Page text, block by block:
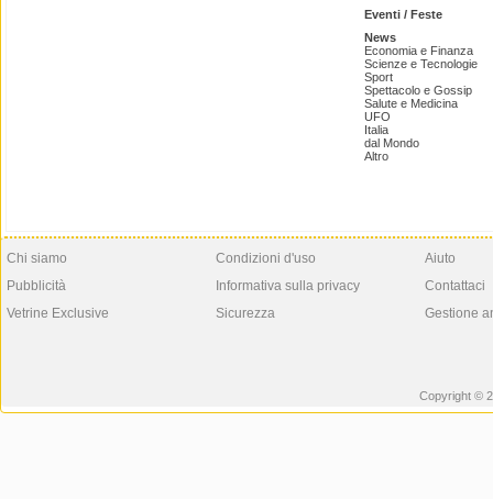
Eventi / Feste
News
Economia e Finanza
Scienze e Tecnologie
Sport
Spettacolo e Gossip
Salute e Medicina
UFO
Italia
dal Mondo
Altro
Chi siamo
Pubblicità
Vetrine Exclusive
Condizioni d'uso
Informativa sulla privacy
Sicurezza
Aiuto
Contattaci
Gestione
Copyright ©